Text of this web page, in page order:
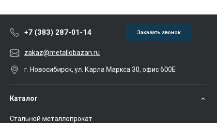
+7 (383) 287-01-14 Заказать звонок
zakaz@metallobazan.ru
г. Новосибирск, ул. Карла Маркса 30, офис 600Е
Каталог
Стальной металлопрокат